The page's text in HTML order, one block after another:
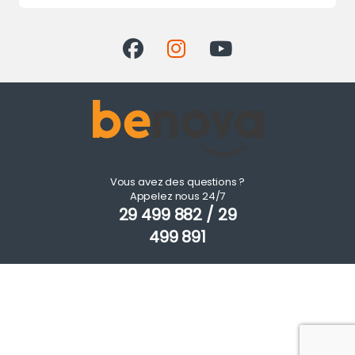
Vous avez des questions ?
Appelez nous 24/7
29 499 882 / 29
499 891